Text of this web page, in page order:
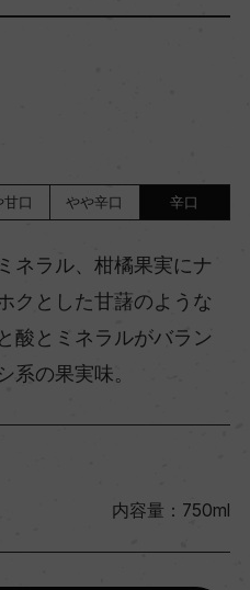
甘口 やや辛口 辛口
ネラル、柑橘果実にナ
クとした甘藷のような
酸とミネラルがバラン
系の果実味。
内容量：750ml